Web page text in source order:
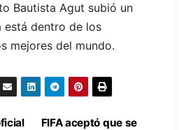
Bautista Agut subió un
está dentro de los
mejores del mundo.
FIFA aceptó que se